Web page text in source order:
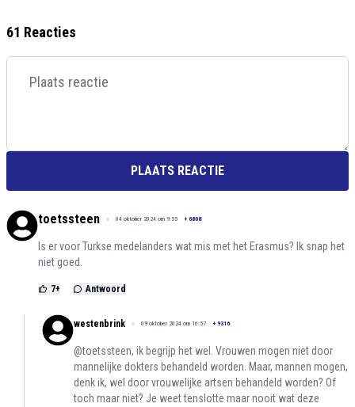
61 Reacties
PLAATS REACTIE
toetssteen 04 oktober 2024 om 9:55 + 6808
Is er voor Turkse medelanders wat mis met het Erasmus? Ik snap het
niet goed.
7+ Antwoord
westenbrink 09 oktober 2024 om 16:57 + 9316
@toetssteen, ik begrijp het wel. Vrouwen mogen niet door
mannelijke dokters behandeld worden. Maar, mannen mogen,
denk ik, wel door vrouwelijke artsen behandeld worden? Of
toch maar niet? Je weet tenslotte maar nooit wat deze